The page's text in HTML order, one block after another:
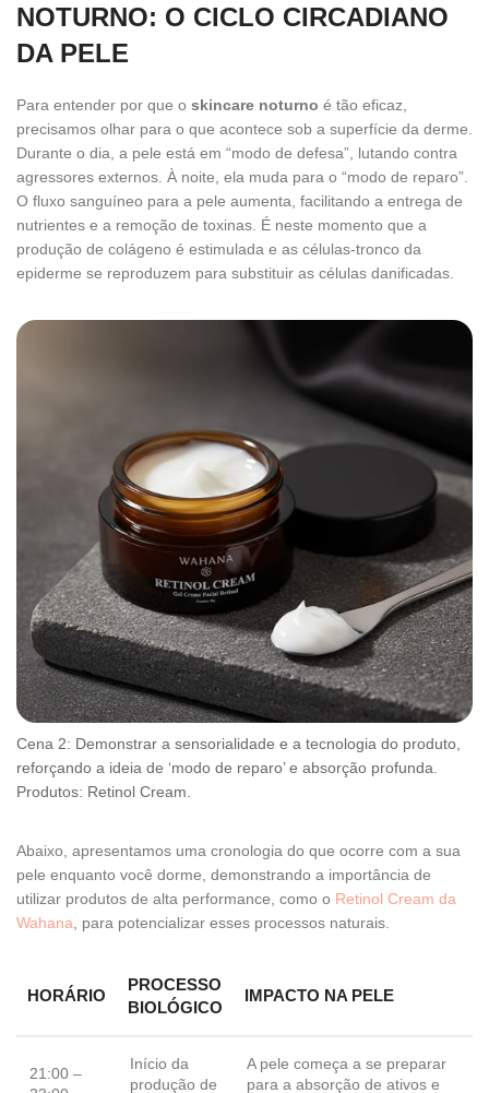
NOTURNO: O CICLO CIRCADIANO
DA PELE
Para entender por que o skincare noturno é tão eficaz,
precisamos olhar para o que acontece sob a superfície da derme.
Durante o dia, a pele está em “modo de defesa”, lutando contra
agressores externos. À noite, ela muda para o “modo de reparo”.
O fluxo sanguíneo para a pele aumenta, facilitando a entrega de
nutrientes e a remoção de toxinas. É neste momento que a
produção de colágeno é estimulada e as células-tronco da
epiderme se reproduzem para substituir as células danificadas.
Cena 2: Demonstrar a sensorialidade e a tecnologia do produto,
reforçando a ideia de ‘modo de reparo’ e absorção profunda.
Produtos: Retinol Cream.
Abaixo, apresentamos uma cronologia do que ocorre com a sua
pele enquanto você dorme, demonstrando a importância de
utilizar produtos de alta performance, como o Retinol Cream da
Wahana , para potencializar esses processos naturais.
HORÁRIO
PROCESSO
BIOLÓGICO
IMPACTO NA PELE
21:00 –
Início da
produção de
A pele começa a se preparar
para a absorção de ativos e